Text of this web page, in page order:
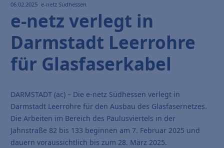
06.02.2025 e-netz Südhessen
e-netz verlegt in
Darmstadt Leerrohre
für Glasfaserkabel
DARMSTADT (ac) – Die e-netz Südhessen verlegt in
Darmstadt Leerrohre für den Ausbau des Glasfasernetzes.
Die Arbeiten im Bereich des Paulusviertels in der
Jahnstraße 82 bis 133 beginnen am 7. Februar 2025 und
dauern voraussichtlich bis zum 28. März 2025.